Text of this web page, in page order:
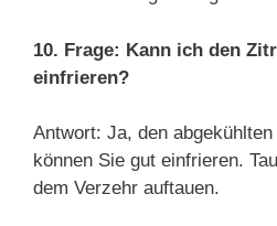
10. Frage: Kann ich den
einfrieren?
Antwort: Ja, den
können Sie gut einfrieren.
dem Verzehr auftauen.